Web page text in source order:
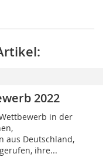
2022
in der
aus Deutschland,
ihre...